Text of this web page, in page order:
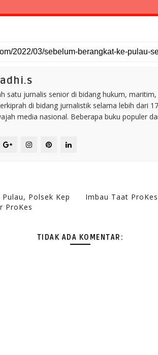
satu jurnalis senior di bidang hukum,
di bidang jurnalistik selama lebih dari
media nasional. Beberapa buku populer
Polsek Kep
ProKes
Imbau Taat
TIDAK ADA KOMENTAR: